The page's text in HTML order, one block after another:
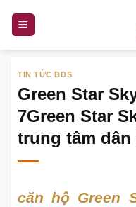
nội
TIN TỨC BDS
Green Star
7Green Star
trung tâm dân
căn hộ Green